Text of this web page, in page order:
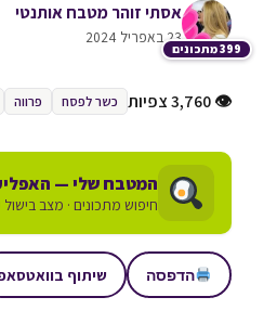
399 מתכונים
אסתי זוהר מטבח אותנטי
23 באפריל 2024
👁 3,760 צפיות כשר לפסח פרווה
המטבח שלי —
חיפוש מתכונים · מצב
הדפסה שיתוף